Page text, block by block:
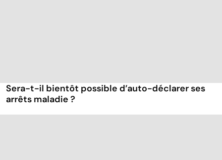
Sera-t-il bientôt possible d’auto-déclarer ses
arrêts maladie ?